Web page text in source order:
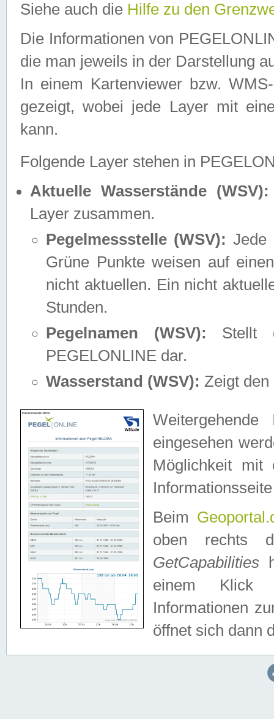
Siehe auch die Hilfe zu den
Die Informationen von
die man jeweils in der Darstellung
In einem Kartenviewer bzw.
gezeigt, wobei jede Layer mit
kann.
Folgende Layer stehen in
Aktuelle Wasserstände (WSV):
Layer zusammen.
Pegelmessstelle (WSV): Jede
Grüne Punkte weisen auf
nicht aktuellen. Ein nicht
Stunden.
Pegelnamen (WSV): Stellt
PEGELONLINE dar.
Wasserstand (WSV): Zeigt den
eingesehen
Möglichkeit mit
Beim
oben rechts
GetCapabilities
einem Klick
Informationen
öffnet sich dann